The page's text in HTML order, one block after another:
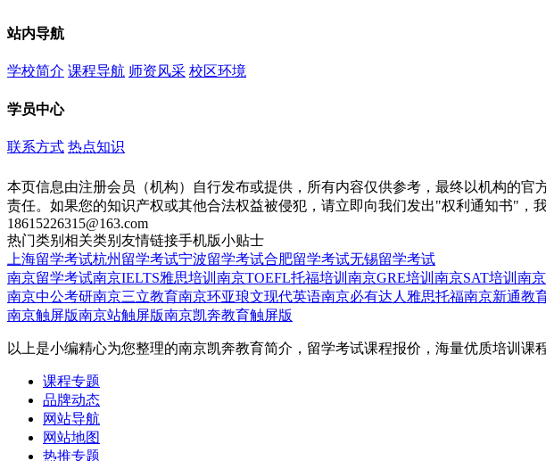
站内导航
学校简介 课程导航 师资风采 校区环境
学员中心
联系方式 热点知识
本页信息由注册会员（机构）自行发布或提供，所有内容仅供参考，最终以机构的
责任。如果您的知识产权或其他合法权益被侵犯，请立即向我们发出"权利通知书"，
18615226315@163.com
热门类别 相关类别 友情链接手机版小贴士
上海留学考试杭州留学考试宁波留学考试合肥留学考试无锡留学考试
南京留学考试南京IELTS雅思培训 南京TOEFL托福培训 南京GRE培训 南京SAT培训 南
南京中公考研南京三立教育南京环亚琅文现代英语南京必有达人雅思托福南京新通教
南京触屏版南京站触屏版南京凯奔教育触屏版
以上是小编精心为您整理的南京凯奔教育简介，留学考试课程报价，海量优质培训课
课程专题
品牌动态
网站导航
网站地图
热推专题